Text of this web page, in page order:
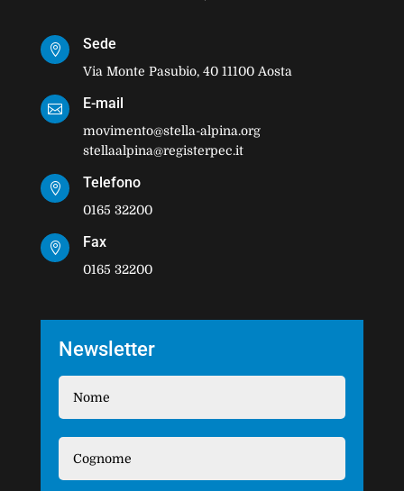
 Sede
Via Monte Pasubio, 40 11100 Aosta
 E-mail
movimento@stella-alpina.org
stellaalpina@registerpec.it
 Telefono
0165 32200
 Fax
0165 32200
Newsletter